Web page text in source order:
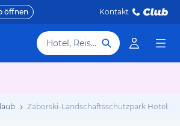
öffnen Kontakt
Hotel, Reiseziel
Zaborski-Landschaftsschutzpark Hotels